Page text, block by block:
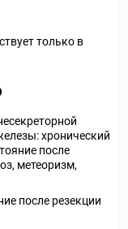
только в
хронический
после
метеоризм,
после резекции